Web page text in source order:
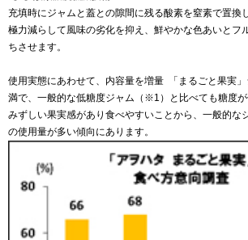
充填時にジャムと蓋との隙間に残る酸素を窒素で置換
極力減らして風味の劣化を抑え、鮮やかな色あいとフ
ちさせます。
使用実態にあわせて、内容量を増量 「まるごと果実
満で、一般的な低糖度ジャム（※1）と比べても糖度
みずしい果実感があり食べやすいことから、一般的な
の使用量が多い傾向にあります。